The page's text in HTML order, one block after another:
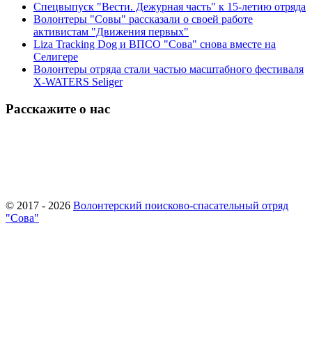
Спецвыпуск "Вести. Дежурная часть" к 15-летию отряда
Волонтеры "Совы" рассказали о своей работе
активистам "Движения первых"
Liza Tracking Dog и ВПСО "Сова" снова вместе на
Селигере
Волонтеры отряда стали частью масштабного фестиваля
X-WATERS Seliger
Расскажите о нас
© 2017 - 2026 Волонтерский поисково-спасательный отряд
"Сова"